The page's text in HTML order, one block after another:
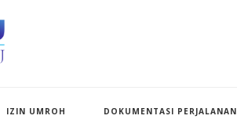
IZIN UMROH DOKUMENTASI PERJALANAN